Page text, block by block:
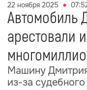
22 ноября 2025
Автомобиль
арестовали
Машину
из-за судебного